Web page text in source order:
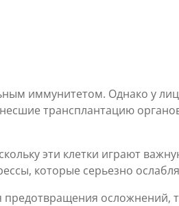
иммунитетом. Однако у
трансплантацию
эти клетки играют
которые серьезно
осложнений,